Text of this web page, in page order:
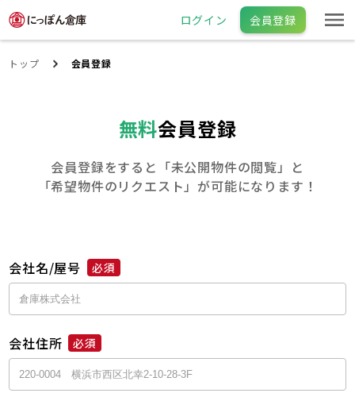
ログイン 会員登録
トップ 会員登録
無料会員登録
会員登録をすると「未公開物件の閲覧」と
「希望物件のリクエスト」が可能になります！
会社名/屋号 必須
会社住所 必須